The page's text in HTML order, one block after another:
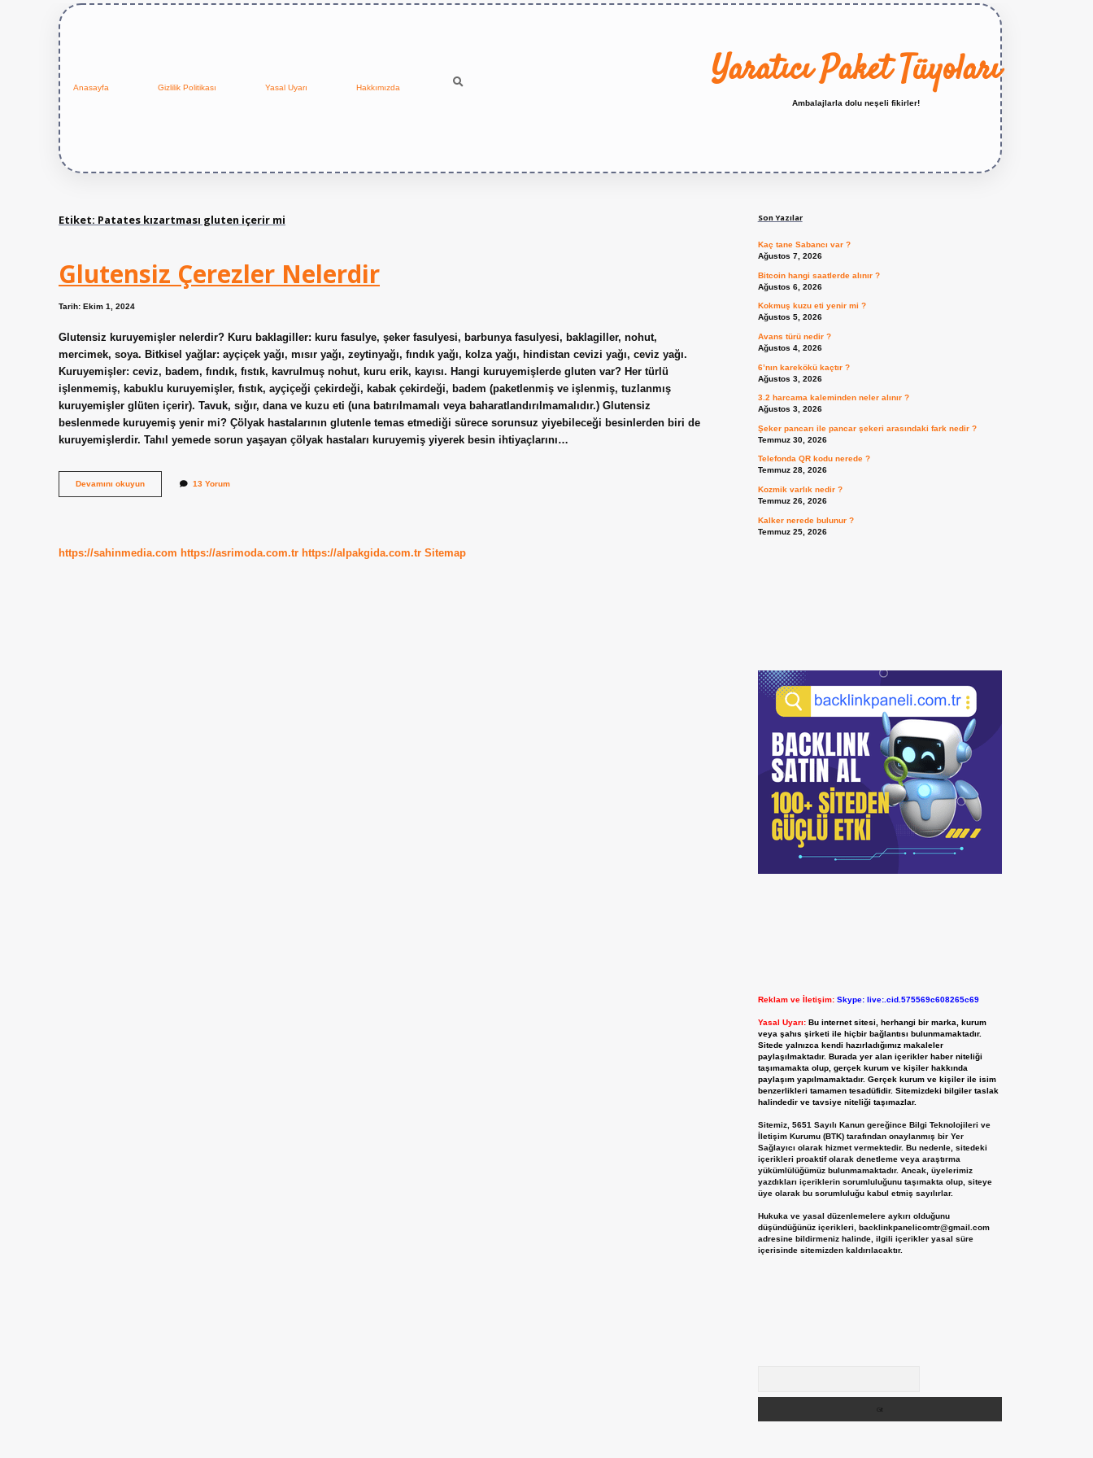
Anasayfa Gizlilik Politikası Yasal Uyarı Hakkımızda Yaratıcı Paket Tüyoları
Ambalajlarla dolu neşeli fikirler!
Etiket: Patates kızartması gluten içerir mi
Glutensiz Çerezler Nelerdir
Tarih: Ekim 1, 2024
Glutensiz kuruyemişler nelerdir? Kuru baklagiller: kuru fasulye, şeker fasulyesi, barbunya fasulyesi, baklagiller, nohut,
mercimek, soya. Bitkisel yağlar: ayçiçek yağı, mısır yağı, zeytinyağı, fındık yağı, kolza yağı, hindistan cevizi yağı, ceviz yağı.
Kuruyemişler: ceviz, badem, fındık, fıstık, kavrulmuş nohut, kuru erik, kayısı. Hangi kuruyemişlerde gluten var? Her türlü
işlenmemiş, kabuklu kuruyemişler, fıstık, ayçiçeği çekirdeği, kabak çekirdeği, badem (paketlenmiş ve işlenmiş, tuzlanmış
kuruyemişler glüten içerir). Tavuk, sığır, dana ve kuzu eti (una batırılmamalı veya baharatlandırılmamalıdır.) Glutensiz
beslenmede kuruyemiş yenir mi? Çölyak hastalarının glutenle temas etmediği sürece sorunsuz yiyebileceği besinlerden biri de
kuruyemişlerdir. Tahıl yemede sorun yaşayan çölyak hastaları kuruyemiş yiyerek besin ihtiyaçlarını…
Devamını okuyunGlutensiz
Çerezler
13 Yorum
https://sahinmedia.com https://asrimoda.com.tr https://alpakgida.com.tr Sitemap
Son Yazılar
Kaç tane Sabancı var ?
Ağustos 7, 2026
Bitcoin hangi saatlerde alınır ?
Ağustos 6, 2026
Kokmuş kuzu eti yenir mi ?
Ağustos 5, 2026
Avans türü nedir ?
Ağustos 4, 2026
6’nın karekökü kaçtır ?
Ağustos 3, 2026
3.2 harcama kaleminden neler alınır ?
Ağustos 3, 2026
Şeker pancarı ile pancar şekeri arasındaki fark nedir ?
Temmuz 30, 2026
Telefonda QR kodu nerede ?
Temmuz 28, 2026
Kozmik varlık nedir ?
Temmuz 26, 2026
Kalker nerede bulunur ?
Temmuz 25, 2026
Reklam ve İletişim: Skype: live:.cid.575569c608265c69
Yasal Uyarı: Bu internet sitesi, herhangi bir marka, kurum
veya şahıs şirketi ile hiçbir bağlantısı bulunmamaktadır.
Sitede yalnızca kendi hazırladığımız makaleler
paylaşılmaktadır. Burada yer alan içerikler haber niteliği
taşımamakta olup, gerçek kurum ve kişiler hakkında
paylaşım yapılmamaktadır. Gerçek kurum ve kişiler ile isim
benzerlikleri tamamen tesadüfidir. Sitemizdeki bilgiler taslak
halindedir ve tavsiye niteliği taşımazlar.
Sitemiz, 5651 Sayılı Kanun gereğince Bilgi Teknolojileri ve
İletişim Kurumu (BTK) tarafından onaylanmış bir Yer
Sağlayıcı olarak hizmet vermektedir. Bu nedenle, sitedeki
içerikleri proaktif olarak denetleme veya araştırma
yükümlülüğümüz bulunmamaktadır. Ancak, üyelerimiz
yazdıkları içeriklerin sorumluluğunu taşımakta olup, siteye
üye olarak bu sorumluluğu kabul etmiş sayılırlar.
Hukuka ve yasal düzenlemelere aykırı olduğunu
düşündüğünüz içerikleri, backlinkpanelicomtr@gmail.com
adresine bildirmeniz halinde, ilgili içerikler yasal süre
içerisinde sitemizden kaldırılacaktır.